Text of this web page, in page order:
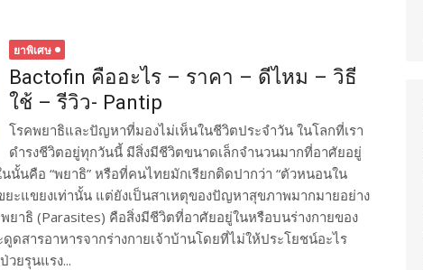
ยาพิเศษ
Bactofin คืออะไร – ราคา – ดีไหม – วิธี
ใช้ – รีวิว- Pantip
โรคพยาธิและปัญหาที่มองไม่เห็นในชีวิตประจำวัน ในโลกที่เรา
ดำรงชีวิตอยู่ทุกวันนี้ มีสิ่งมีชีวิตขนาดเล็กจำนวนมากที่อาศัยอยู่
นั้นคือ “พยาธิ” หรือที่คนไทยมักเรียกติดปากว่า “ตัวหนอนใน
ยะแขยงเท่านั้น แต่ยังเป็นสาเหตุของปัญหาสุขภาพมากมายอย่าง
ยาธิ (Parasites) คือสิ่งมีชีวิตที่อาศัยอยู่ในหรือบนร่างกายของ
ดสารอาหารจากร่างกายเจ้าบ้านโดยที่ไม่ให้ประโยชน์อะไร
วยรุนแรง...